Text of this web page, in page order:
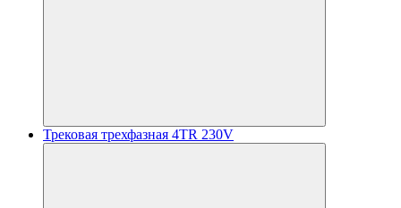
Трековая трехфазная 4TR 230V